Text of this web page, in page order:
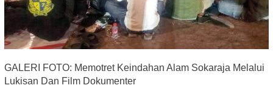
GALERI FOTO: Memotret Keindahan Alam Sokaraja Melalui
Lukisan Dan Film Dokumenter